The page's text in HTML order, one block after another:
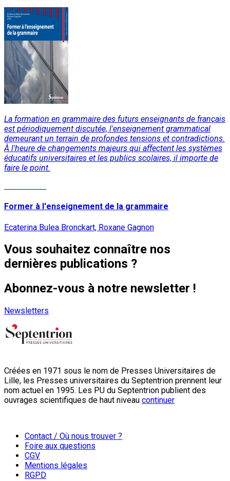
La formation en grammaire des futurs enseignants de français
est périodiquement discutée, l'enseignement grammatical
demeurant un terrain de profondes tensions et contradictions.
À l'heure de changements majeurs qui affectent les systèmes
éducatifs universitaires et les publics scolaires, il importe de
faire le point.
Former à l'enseignement de la grammaire
Ecaterina Bulea Bronckart, Roxane Gagnon
Vous souhaitez connaître nos
dernières publications ?
Abonnez-vous à notre newsletter !
Newsletters
Créées en 1971 sous le nom de Presses Universitaires de
Lille, les Presses universitaires du Septentrion prennent leur
nom actuel en 1995. Les PU du Septentrion publient des
ouvrages scientifiques de haut niveau continuer
Contact / Où nous trouver ?
Foire aux questions
CGV
Mentions légales
RGPD